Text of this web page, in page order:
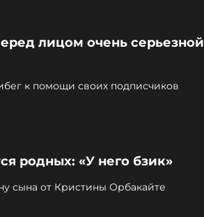
лицом очень серьезной
к помощи своих подписчиков
родных: «У него бзик»
сына от Кристины Орбакайте